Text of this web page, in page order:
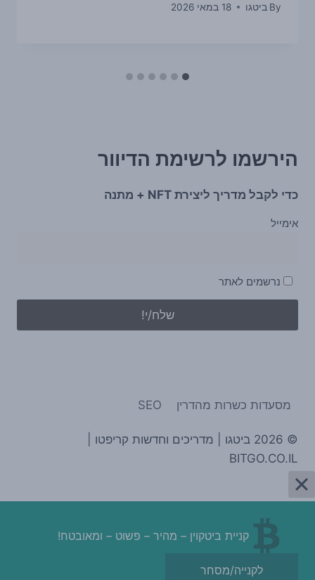
By ביטגו 18 במאי 2026
הירשמו לרשימת הדיוור
כדי לקבל מדריך ליצירת NFT + מתנה
אימייל
נרשמים לאתר
מסעדות כשרות מהדרין SEO
© 2026 ביטגו | מדריכים וחדשות קריפטו |
BITGO.CO.IL
קניית ביטקוין – מהיר – פשוט – ומאובטח!
לקנייה/מסחר